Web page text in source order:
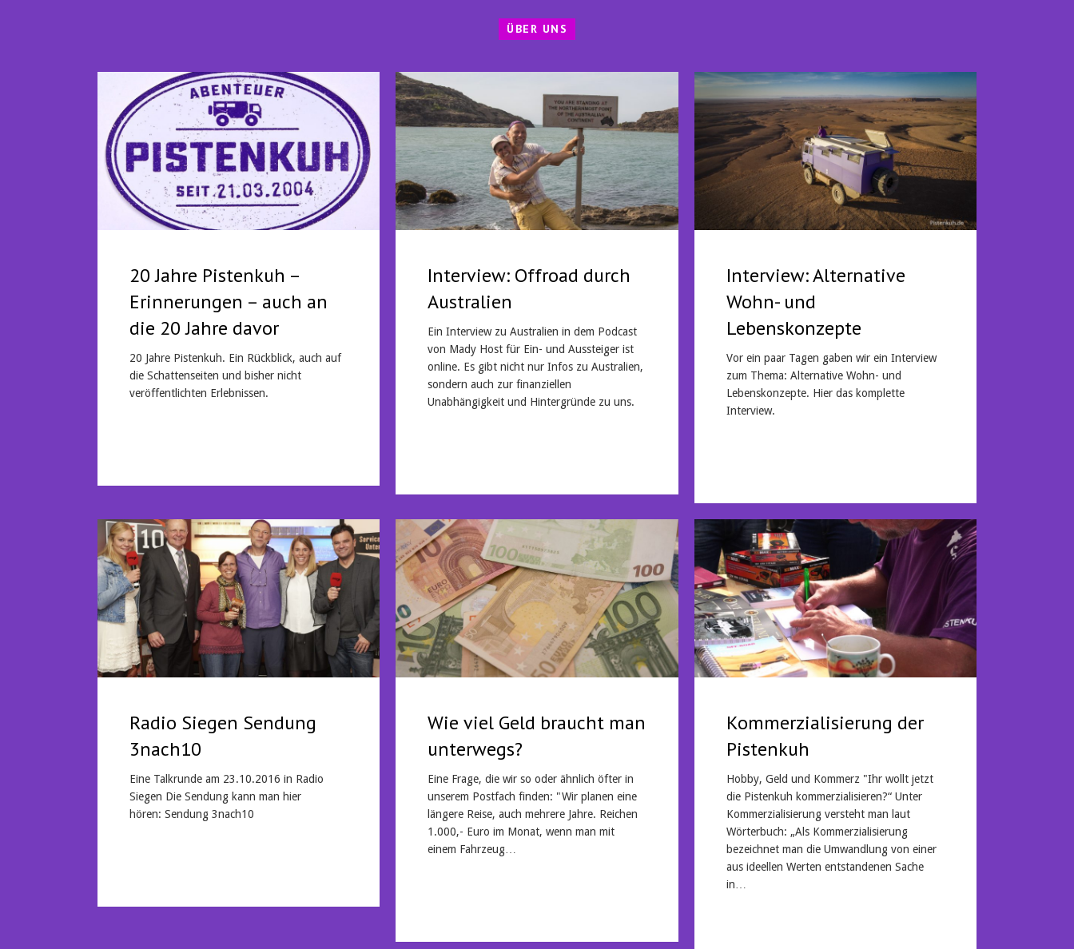
ÜBER UNS
20 Jahre Pistenkuh –
Erinnerungen – auch an
die 20 Jahre davor
20 Jahre Pistenkuh. Ein Rückblick, auch auf
die Schattenseiten und bisher nicht
veröffentlichten Erlebnissen.
Interview: Offroad durch
Australien
Ein Interview zu Australien in dem Podcast
von Mady Host für Ein- und Aussteiger ist
online. Es gibt nicht nur Infos zu Australien,
sondern auch zur finanziellen
Unabhängigkeit und Hintergründe zu uns.
Interview: Alternative
Wohn- und
Lebenskonzepte
Vor ein paar Tagen gaben wir ein Interview
zum Thema: Alternative Wohn- und
Lebenskonzepte. Hier das komplette
Interview.
Radio Siegen Sendung
3nach10
Eine Talkrunde am 23.10.2016 in Radio
Siegen Die Sendung kann man hier
hören: Sendung 3nach10
Wie viel Geld braucht man
unterwegs?
Eine Frage, die wir so oder ähnlich öfter in
unserem Postfach finden: "Wir planen eine
längere Reise, auch mehrere Jahre. Reichen
1.000,- Euro im Monat, wenn man mit
einem Fahrzeug…
Kommerzialisierung der
Pistenkuh
Hobby, Geld und Kommerz "Ihr wollt jetzt
die Pistenkuh kommerzialisieren?“ Unter
Kommerzialisierung versteht man laut
Wörterbuch: „Als Kommerzialisierung
bezeichnet man die Umwandlung von einer
aus ideellen Werten entstandenen Sache
in…